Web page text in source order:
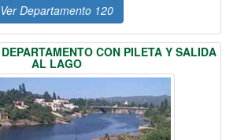
Ver Departamento 120
CON PILETA Y SALIDA
AL LAGO